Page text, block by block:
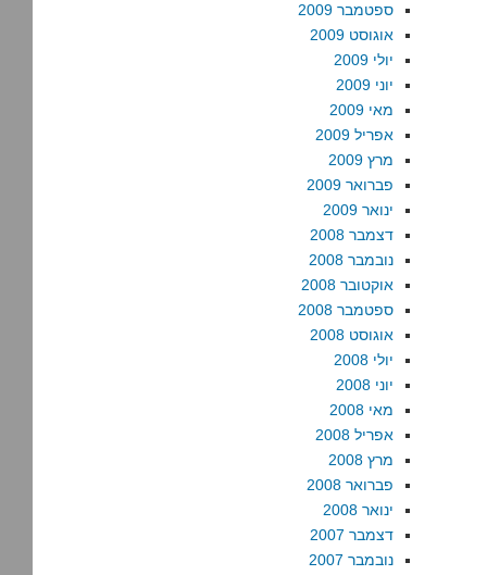
ספטמבר 2009
אוגוסט 2009
יולי 2009
יוני 2009
מאי 2009
אפריל 2009
מרץ 2009
פברואר 2009
ינואר 2009
דצמבר 2008
נובמבר 2008
אוקטובר 2008
ספטמבר 2008
אוגוסט 2008
יולי 2008
יוני 2008
מאי 2008
אפריל 2008
מרץ 2008
פברואר 2008
ינואר 2008
דצמבר 2007
נובמבר 2007